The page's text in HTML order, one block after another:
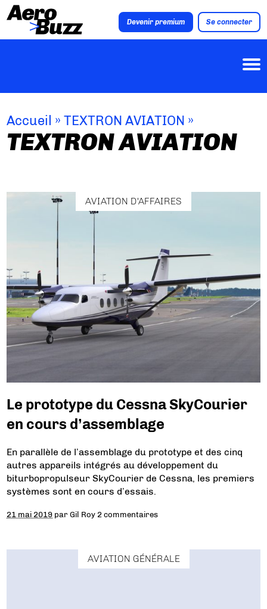
Devenir premium Se connecter
Accueil »TEXTRON AVIATION »
TEXTRON AVIATION
AVIATION D'AFFAIRES
Le prototype du Cessna SkyCourier
en cours d’assemblage
En parallèle de l’assemblage du prototype et des cinq
autres appareils intégrés au développement du
biturbopropulseur SkyCourier de Cessna, les premiers
systèmes sont en cours d’essais.
21 mai 2019 parGil Roy 2 commentaires
AVIATION GÉNÉRALE